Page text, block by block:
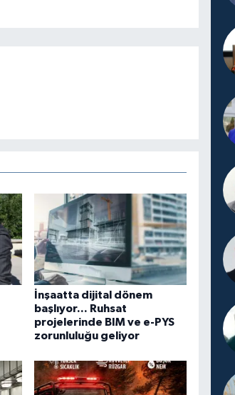
İnşaatta dijital dönem
başlıyor... Ruhsat
projelerinde BIM ve e-PYS
zorunluluğu geliyor